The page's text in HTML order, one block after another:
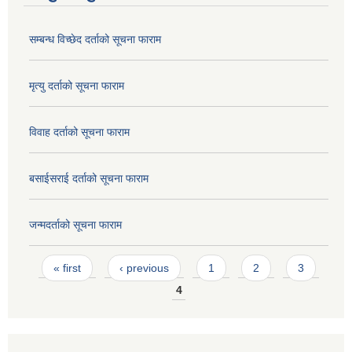
सम्बन्ध विच्छेद दर्ताको सूचना फाराम
मृत्यु दर्ताको सूचना फाराम
विवाह दर्ताको सूचना फाराम
बसाईसराई दर्ताको सूचना फाराम
जन्मदर्ताको सूचना फाराम
Pages
« first ‹ previous 1 2
3
4